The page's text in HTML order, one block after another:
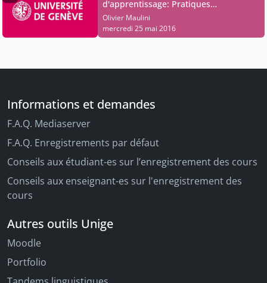
d'apprentissage: Pratiques
pédagogiques et institutions scolaires
Olivier Maulini
mercredi 25 mai 2016
Informations et demandes
F.A.Q. Mediaserver
F.A.Q. Enregistrements par défaut
Conseils aux étudiant-es sur l’enregistrement des cours
Conseils aux enseignant-es sur l'enregistrement des
cours
Autres outils Unige
Moodle
Portfolio